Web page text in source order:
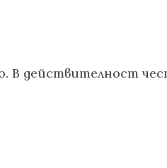
В действителност